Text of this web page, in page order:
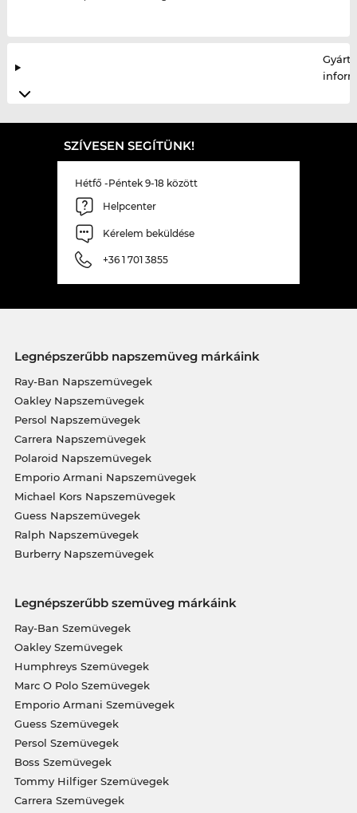
SZÍVESEN SEGÍTÜNK!
Hétfő -Péntek 9-18 között
Helpcenter
Kérelem beküldése
+36 1 701 3855
Legnépszerűbb napszemüveg márkáink
Ray-Ban Napszemüvegek
Oakley Napszemüvegek
Persol Napszemüvegek
Carrera Napszemüvegek
Polaroid Napszemüvegek
Emporio Armani Napszemüvegek
Michael Kors Napszemüvegek
Guess Napszemüvegek
Ralph Napszemüvegek
Burberry Napszemüvegek
Legnépszerűbb szemüveg márkáink
Ray-Ban Szemüvegek
Oakley Szemüvegek
Humphreys Szemüvegek
Marc O Polo Szemüvegek
Emporio Armani Szemüvegek
Guess Szemüvegek
Persol Szemüvegek
Boss Szemüvegek
Tommy Hilfiger Szemüvegek
Carrera Szemüvegek